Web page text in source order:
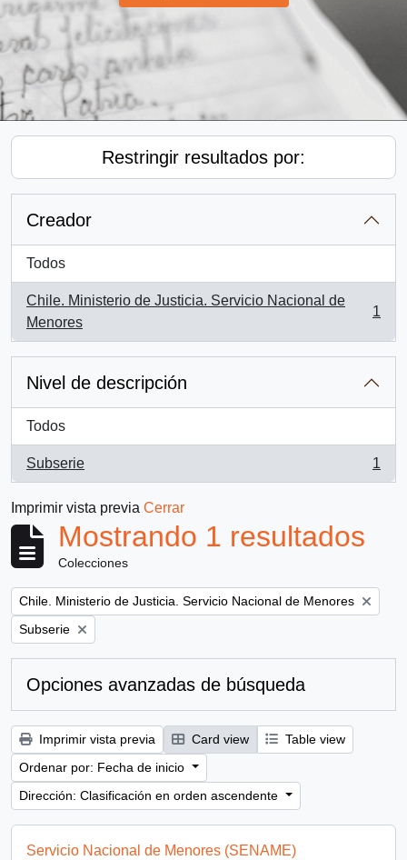
Restringir resultados por:
Creador
Todos
Chile. Ministerio de Justicia. Servicio Nacional de
Menores
, 1 resultados
1
Nivel de descripción
Todos
Subserie
, 1 resultados
1
Imprimir vista previa Cerrar
Mostrando 1 resultados
Colecciones
Remove filter:
Chile. Ministerio de Justicia. Servicio Nacional de Menores
Remove filter:
Subserie
Opciones avanzadas de búsqueda
Imprimir vista previa Card view
Table view
Ordenar por: Fecha de inicio
Dirección: Clasificación en orden ascendente
Servicio Nacional de Menores (SENAME)